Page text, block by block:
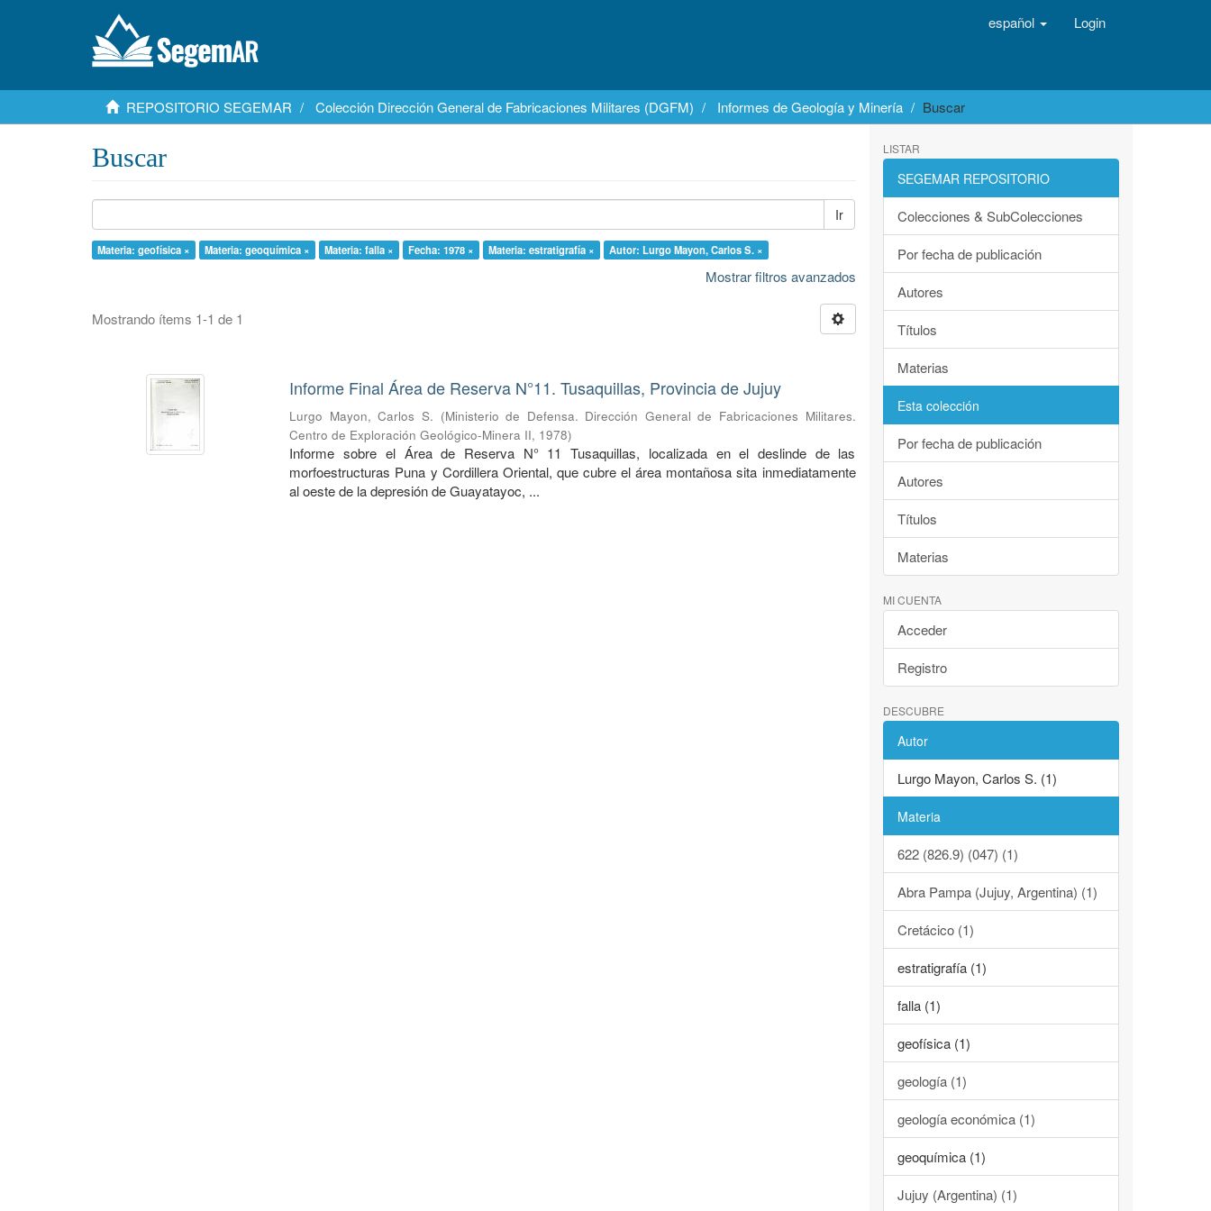
español Login
REPOSITORIO SEGEMAR Colección Dirección General de Fabricaciones Militares (DGFM) Informes de Geología y Minería Buscar
Buscar
Ir
Materia: geofísica × Materia: geoquímica × Materia: falla × Fecha: 1978 × Materia: estratigrafía × Autor: Lurgo Mayon, Carlos S. ×
Mostrar filtros avanzados
Mostrando ítems 1-1 de 1
Informe Final Área de Reserva N°11. Tusaquillas, Provincia de Jujuy
Lurgo Mayon, Carlos S. (Ministerio de Defensa. Dirección General de Fabricaciones Militares.
Centro de Exploración Geológico-Minera II, 1978)
Informe sobre el Área de Reserva N° 11 Tusaquillas, localizada en el deslinde de las
morfoestructuras Puna y Cordillera Oriental, que cubre el área montañosa sita inmediatamente
al oeste de la depresión de Guayatayoc, ...
LISTAR
SEGEMAR REPOSITORIO
Colecciones & SubColecciones
Por fecha de publicación
Autores
Títulos
Materias
Esta colección
Por fecha de publicación
Autores
Títulos
Materias
MI CUENTA
Acceder
Registro
DESCUBRE
Autor
Lurgo Mayon, Carlos S. (1)
Materia
622 (826.9) (047) (1)
Abra Pampa (Jujuy, Argentina) (1)
Cretácico (1)
estratigrafía (1)
falla (1)
geofísica (1)
geología (1)
geología económica (1)
geoquímica (1)
Jujuy (Argentina) (1)